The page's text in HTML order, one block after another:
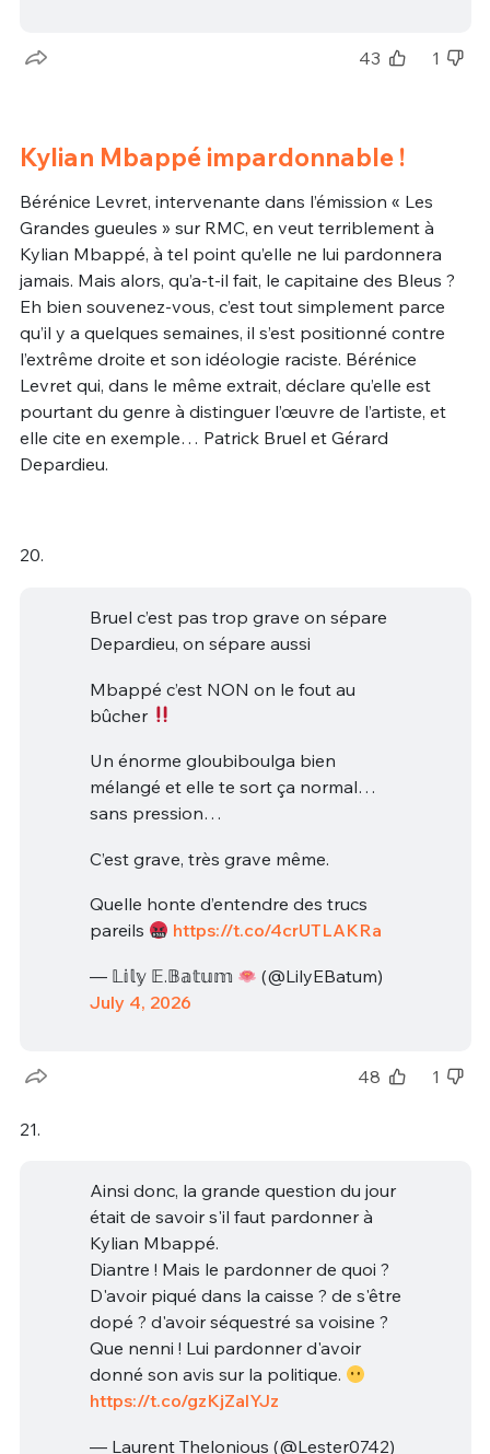
43 1
Kylian Mbappé impardonnable !
Bérénice Levret, intervenante dans l’émission « Les
Grandes gueules » sur RMC, en veut terriblement à
Kylian Mbappé, à tel point qu’elle ne lui pardonnera
jamais. Mais alors, qu’a-t-il fait, le capitaine des Bleus ?
Eh bien souvenez-vous, c’est tout simplement parce
qu’il y a quelques semaines, il s’est positionné contre
l’extrême droite et son idéologie raciste. Bérénice
Levret qui, dans le même extrait, déclare qu’elle est
pourtant du genre à distinguer l’œuvre de l’artiste, et
elle cite en exemple… Patrick Bruel et Gérard
Depardieu.
20.
Bruel c’est pas trop grave on sépare
Depardieu, on sépare aussi
Mbappé c’est NON on le fout au
bûcher
Un énorme gloubiboulga bien
mélangé et elle te sort ça normal…
sans pression…
C’est grave, très grave même.
Quelle honte d’entendre des trucs
pareils
https://t.co/4crUTLAKRa
— 𝕃𝕚𝕝𝕪 𝔼.𝔹𝕒𝕥𝕦𝕞
(@LilyEBatum)
July 4, 2026
48 1
21.
Ainsi donc, la grande question du jour
était de savoir s'il faut pardonner à
Kylian Mbappé.
Diantre ! Mais le pardonner de quoi ?
D'avoir piqué dans la caisse ? de s'être
dopé ? d'avoir séquestré sa voisine ?
Que nenni ! Lui pardonner d'avoir
donné son avis sur la politique.
https://t.co/gzKjZalYJz
— Laurent Thelonious (@Lester0742)